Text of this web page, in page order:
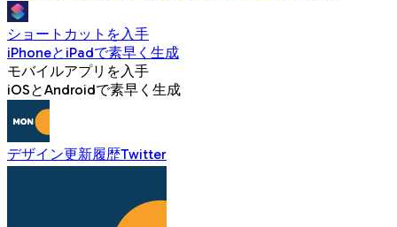
ショートカットを入手
iPhoneとiPadで素早く生成
モバイルアプリを入手
iOSとAndroidで素早く生成
デザイン更新履歴Twitter